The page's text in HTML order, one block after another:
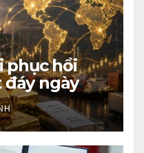
phục hồi
ngày